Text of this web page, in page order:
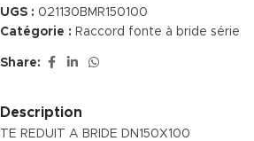
UGS : 021130BMR150100
Catégorie : Raccord fonte à bride série
Share:
Description
TE REDUIT A BRIDE DN150X100